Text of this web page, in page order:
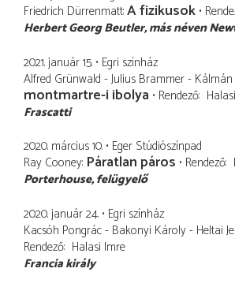
Friedrich Dürrenmatt A fizikusok
Herbert Georg Beutler, más néven
2021. január 15. Egri színház
Alfred Grünwald - Julius Brammer -
montmartre-i ibolya Rendező
Frascatti
2020. március 10. Eger Stúdiószínpad
Ray Cooney Páratlan páros Rendező
Porterhouse felügyelő
2020. január 24. Egri színház
Kacsóh Pongrác - Bakonyi Károly - Heltai
Rendező Halasi Imre
Francia király